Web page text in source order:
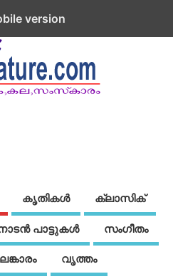
കൃതികൾ ക്ലാസിക്
പാട്ടുകള്‍ സംഗീതം
വൃത്തം
version